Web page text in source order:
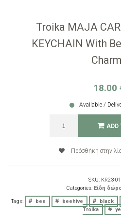
Troika MAJA
KEYCHAIN With
18.00
Available /
MAJA
CARABINER
KEYCHAIN
Charms
ADD
Πρόσθήκη στην
SKU: KR23-
Categories: Είδη
Tags: bee beehive black
Troika